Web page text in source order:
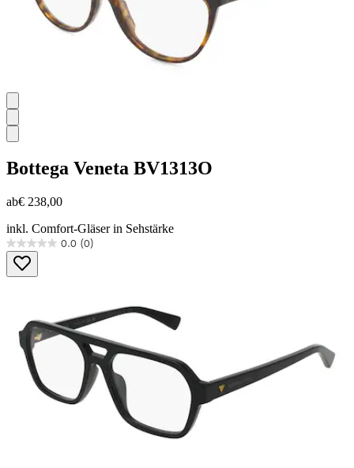
Bottega Veneta BV1313O
ab€ 238,00
inkl. Comfort-Gläser in Sehstärke
0.0 (0)
0.0
von
5